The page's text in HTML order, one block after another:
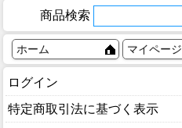
商品検索
ホーム マイページ
ログイン
特定商取引法に基づく表示